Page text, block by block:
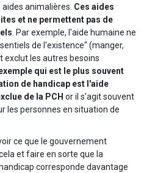
animalières. Ces aides
et ne permettent pas de
. Par exemple, l'aide humaine ne
de l'existence" (manger,
exclut les autres besoins
qui est le plus souvent
de handicap est l'aide
de la PCH or il s'agit souvent
les personnes en situation de
ce que le gouvernement
et faire en sorte que la
corresponde davantage